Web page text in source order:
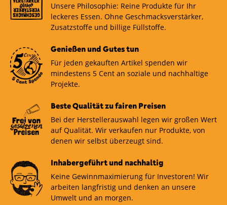
Unsere Philosophie: Reine Produkte für Ihr
leckeres Essen. Ohne Geschmacksverstärker,
Zusatzstoffe und billige Füllstoffe.
Genießen und Gutes tun
Für jeden gekauften Artikel spenden wir
mindestens 5 Cent an soziale und nachhaltige
Projekte.
Beste Qualität zu fairen Preisen
Bei der Herstellerauswahl legen wir großen Wert
auf Qualität. Wir verkaufen nur Produkte, von
denen wir selbst überzeugt sind.
Inhabergeführt und nachhaltig
Keine Gewinnmaximierung für Investoren! Wir
arbeiten langfristig und denken an unsere
Umwelt und an morgen.